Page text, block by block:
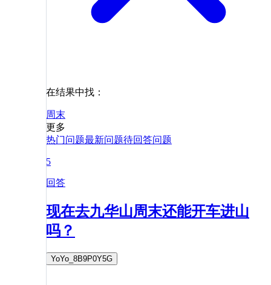
在结果中找：
周末
更多
热门问题最新问题待回答问题
5
回答
现在去九华山周末还能开车进山
吗？
YoYo_8B9P0Y5G